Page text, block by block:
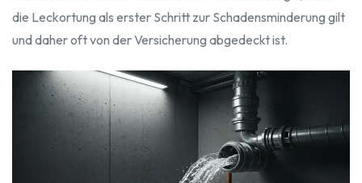
die Leckortung als erster Schritt zur Schadensminderung gilt
und daher oft von der Versicherung abgedeckt ist.